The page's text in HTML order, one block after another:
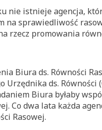
nie istnieje agencja,
na sprawiedliwość
rzecz promowania
Biura ds. Równości
Urzędnika ds.
Biura byłaby
Co dwa lata każda
Rasowej.